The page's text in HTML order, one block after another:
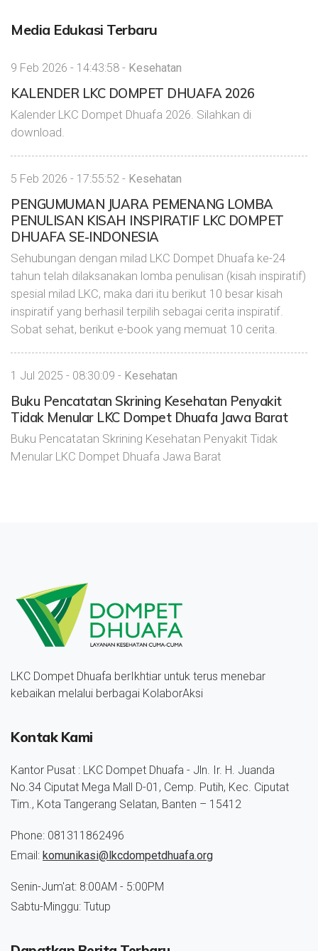
Media Edukasi Terbaru
9 Feb 2026 - 14:43:58 - Kesehatan
KALENDER LKC DOMPET DHUAFA 2026
Kalender LKC Dompet Dhuafa 2026. Silahkan di
download.
5 Feb 2026 - 17:55:52 - Kesehatan
PENGUMUMAN JUARA PEMENANG LOMBA
PENULISAN KISAH INSPIRATIF LKC DOMPET
DHUAFA SE-INDONESIA
Sehubungan dengan milad LKC Dompet Dhuafa ke-24
tahun telah dilaksanakan lomba penulisan (kisah inspiratif)
spesial milad LKC, maka dari itu berikut 10 besar kisah
inspiratif yang berhasil terpilih sebagai cerita inspiratif.
Sobat sehat, berikut e-book yang memuat 10 cerita.
1 Jul 2025 - 08:30:09 - Kesehatan
Buku Pencatatan Skrining Kesehatan Penyakit
Tidak Menular LKC Dompet Dhuafa Jawa Barat
Buku Pencatatan Skrining Kesehatan Penyakit Tidak
Menular LKC Dompet Dhuafa Jawa Barat
LKC Dompet Dhuafa berIkhtiar untuk terus menebar
kebaikan melalui berbagai KolaborAksi
Kontak Kami
Kantor Pusat : LKC Dompet Dhuafa - Jln. Ir. H. Juanda
No.34 Ciputat Mega Mall D-01, Cemp. Putih, Kec. Ciputat
Tim., Kota Tangerang Selatan, Banten – 15412
Phone: 081311862496
Email: komunikasi@lkcdompetdhuafa.org
Senin-Jum'at: 8:00AM - 5:00PM
Sabtu-Minggu: Tutup